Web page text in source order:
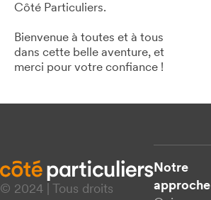
Côté Particuliers.
Bienvenue à toutes et à tous
dans cette belle aventure, et
merci pour votre confiance !
© 2024 | Tous droits
Notre
approche